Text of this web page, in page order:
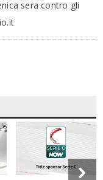
sera contro gli